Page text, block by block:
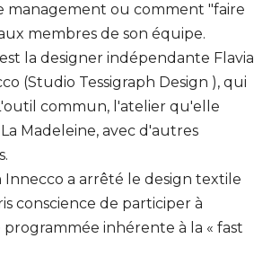
management ou comment "faire
membres de son équipe.
la designer indépendante Flavia
(Studio Tessigraph Design ), qui
commun, l'atelier qu'elle
Madeleine, avec d'autres
Innecco a arrêté le design textile
conscience de participer à
programmée inhérente à la « fast